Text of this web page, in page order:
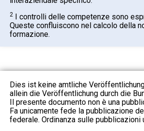
2 I controlli delle competenze sono
Queste confluiscono nel calcolo della
formazione.
Dies ist keine amtliche
allein die Veröffentlichung durch die
Il presente documento non è una
Fa unicamente fede la pubblicazione
federale. Ordinanza sulle pubblicazioni